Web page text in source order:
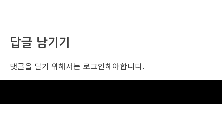
답글 남기기
댓글을 달기 위해서는 로그인해야합니다.